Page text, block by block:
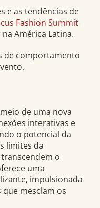
e as tendências de
Fashion Summit
América Latina.
de comportamento
de uma nova
interativas e
o potencial da
limites da
o
uma
impulsionada
mesclam os